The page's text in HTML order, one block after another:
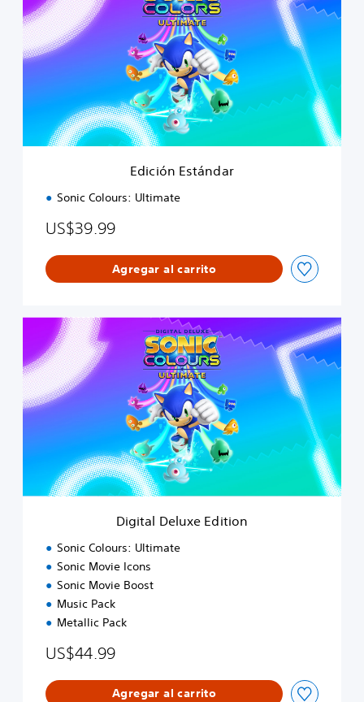
c
i
ó
n
n
Edición Estándar
Sonic Colours: Ultimate
US$39.99
Agregar al carrito
g
i
t
a
l
x
Digital Deluxe Edition
Sonic Colours: Ultimate
Sonic Movie Icons
Sonic Movie Boost
Music Pack
Metallic Pack
US$44.99
Agregar al carrito